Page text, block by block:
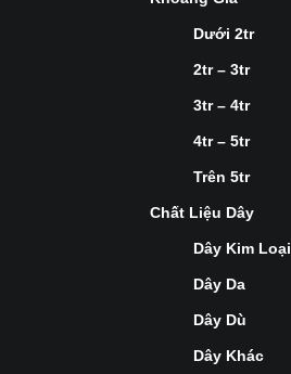
Dưới 2tr
2tr – 3tr
3tr – 4tr
4tr – 5tr
Trên 5tr
Chất Liệu Dây
Dây Kim Loại
Dây Da
Dây Dù
Dây Khác